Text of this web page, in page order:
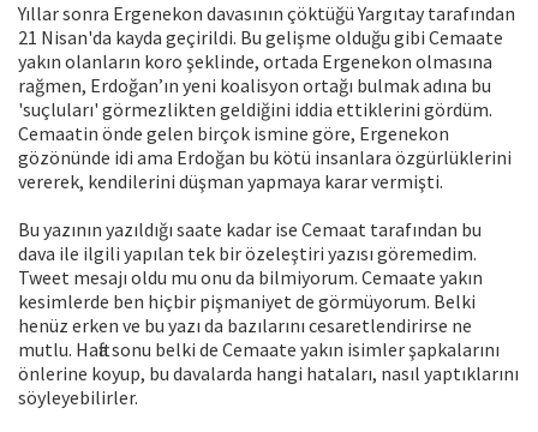
Yıllar sonra Ergenekon davasının çöktüğü Yargıtay tarafından
21 Nisan'da kayda geçirildi. Bu gelişme olduğu gibi Cemaate
yakın olanların koro şeklinde, ortada Ergenekon olmasına
rağmen, Erdoğan’ın yeni koalisyon ortağı bulmak adına bu
'suçluları' görmezlikten geldiğini iddia ettiklerini gördüm.
Cemaatin önde gelen birçok ismine göre, Ergenekon
gözönünde idi ama Erdoğan bu kötü insanlara özgürlüklerini
vererek, kendilerini düşman yapmaya karar vermişti.
Bu yazının yazıldığı saate kadar ise Cemaat tarafından bu
dava ile ilgili yapılan tek bir özeleştiri yazısı göremedim.
Tweet mesajı oldu mu onu da bilmiyorum. Cemaate yakın
kesimlerde ben hiçbir pişmaniyet de görmüyorum. Belki
henüz erken ve bu yazı da bazılarını cesaretlendirirse ne
mutlu. Hafta sonu belki de Cemaate yakın isimler şapkalarını
önlerine koyup, bu davalarda hangi hataları, nasıl yaptıklarını
söyleyebilirler.